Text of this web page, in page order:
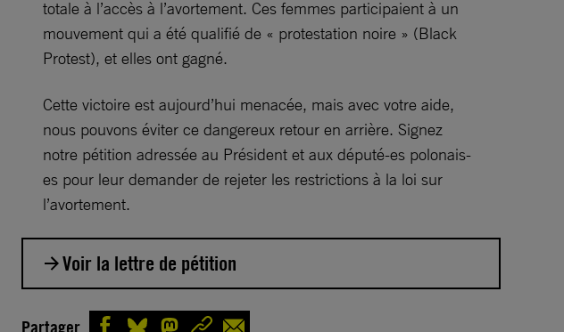
totale à l’accès à l’avortement. Ces femmes participaient à un
mouvement qui a été qualifié de « protestation noire » (Black
Protest), et elles ont gagné.
Cette victoire est aujourd’hui menacée, mais avec votre aide,
nous pouvons éviter ce dangereux retour en arrière. Signez
notre pétition adressée au Président et aux député-es polonais-
es pour leur demander de rejeter les restrictions à la loi sur
l’avortement.
Voir la lettre de pétition
Monsieur le Président,
Partager